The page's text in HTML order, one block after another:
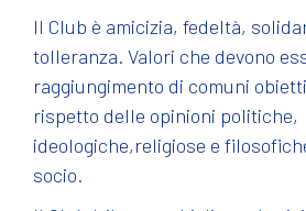
Il Club è amicizia, fedeltà,
tolleranza. Valori che devono
raggiungimento di comuni
rispetto delle opinioni politiche,
ideologiche,religiose e
socio.